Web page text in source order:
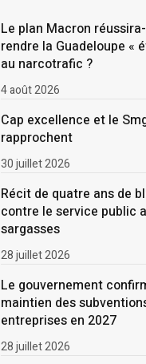
Le plan Macron
rendre la Guadeloupe «
au narcotrafic ?
4 août 2026
Cap excellence et le
rapprochent
30 juillet 2026
Récit de quatre ans de
contre le service public
sargasses
28 juillet 2026
Le gouvernement
maintien des
entreprises en 2027
28 juillet 2026